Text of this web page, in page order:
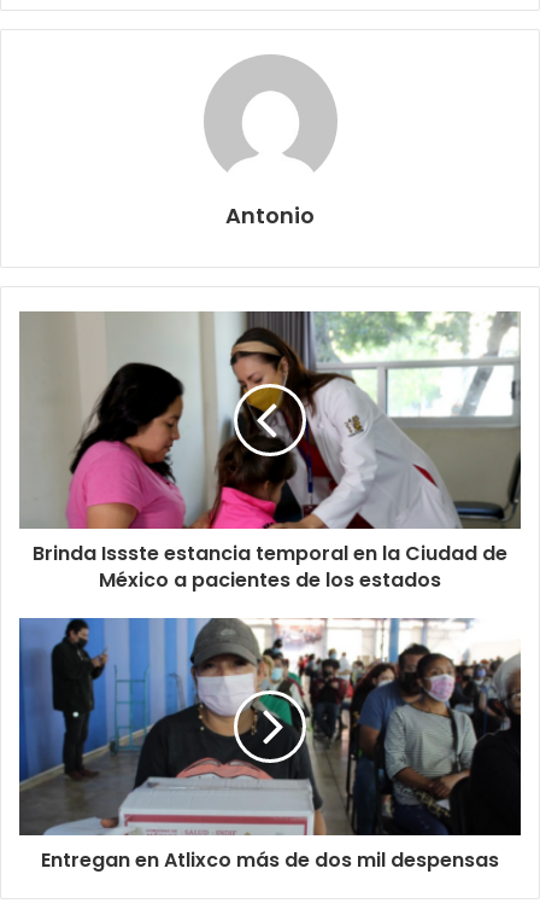
Antonio
Brinda Issste estancia temporal en la Ciudad de
México a pacientes de los estados
Entregan en Atlixco más de dos mil despensas